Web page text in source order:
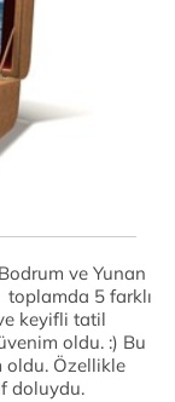
ve Yunan
toplamda 5 farklı
keyifli tatil
oldu. :) Bu
oldu. Özellikle
doluydu.